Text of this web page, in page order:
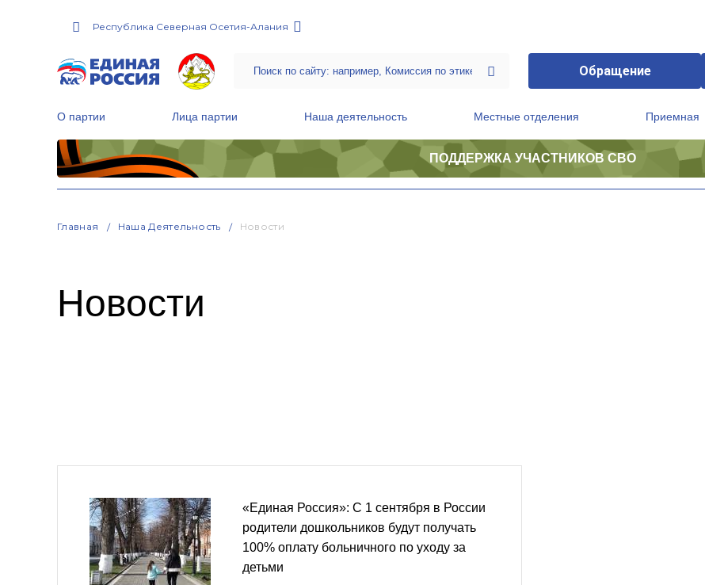
Республика Северная Осетия-Алания
Обращение
О партии Лица партии Наша деятельность Местные отделения Приемная
ПОДДЕРЖКА УЧАСТНИКОВ СВО
Главная Наша Деятельность Новости
Новости
«Единая Россия»: C 1 сентября в России
родители дошкольников будут получать
100% оплату больничного по уходу за
детьми